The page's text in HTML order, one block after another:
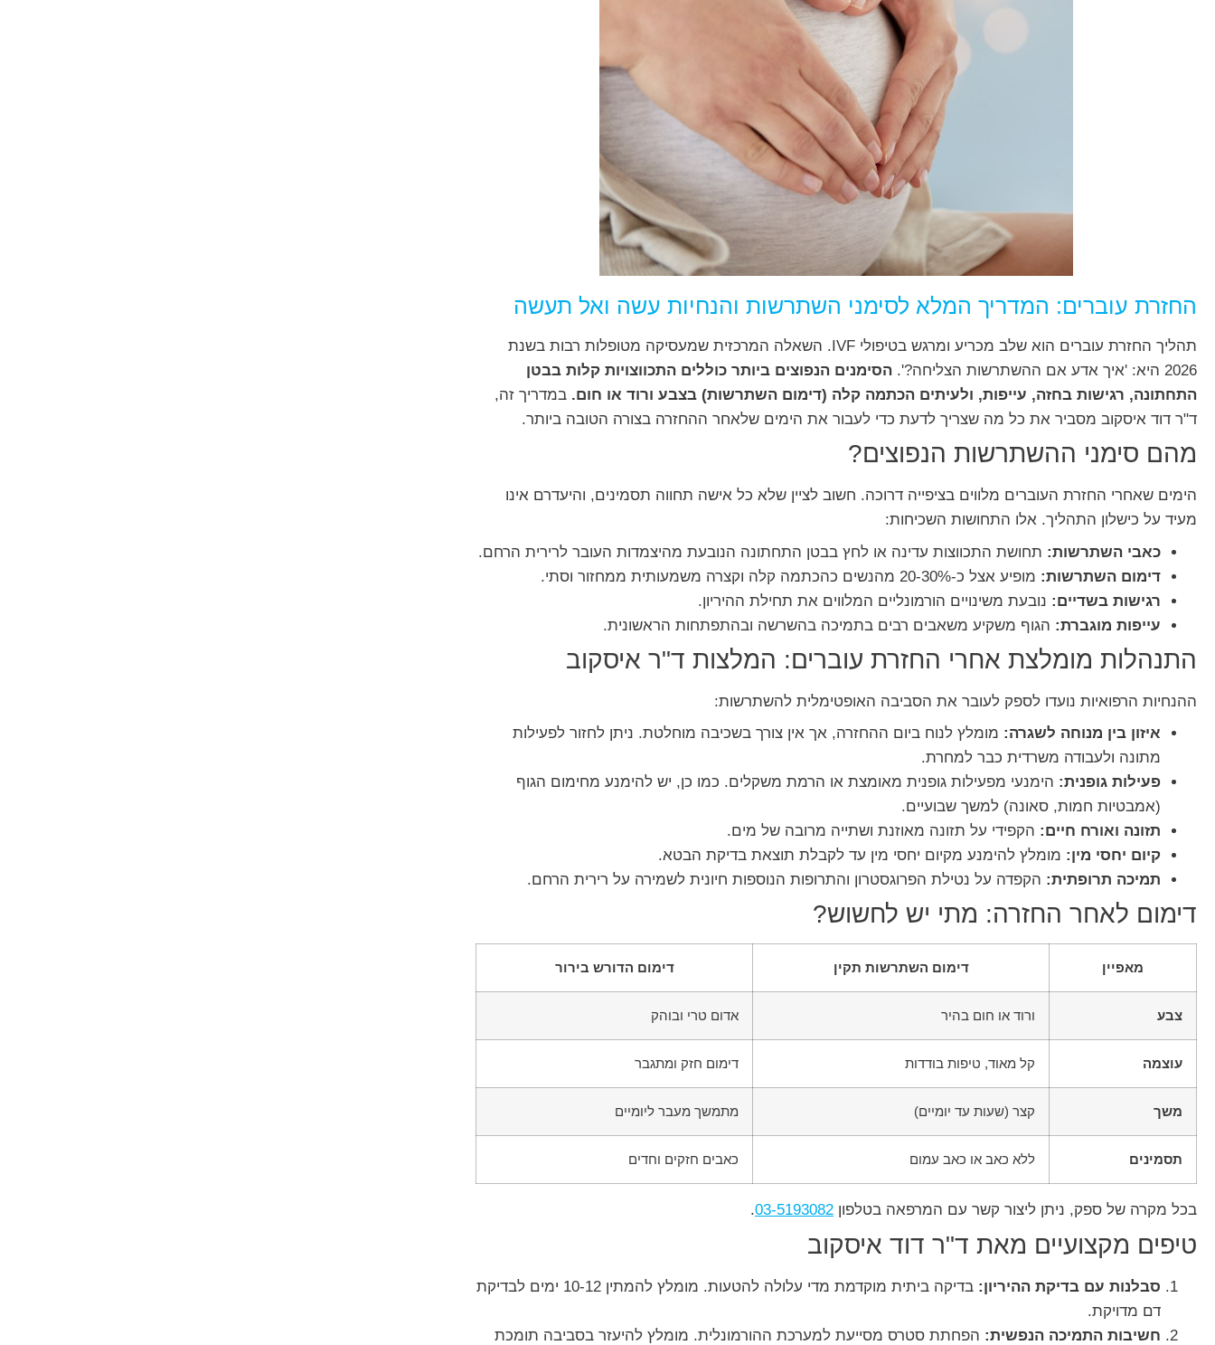
החזרת עוברים: המדריך המלא לסימני השתרשות והנחיות עשה ואל תעשה
תהליך החזרת עוברים הוא שלב מכריע ומרגש בטיפולי IVF. השאלה המרכזית שמעסיקה מטופלות רבות בשנת
2026 היא: 'איך אדע אם ההשתרשות הצליחה?'.
הסימנים הנפוצים ביותר כוללים התכווצויות קלות בבטן
התחתונה, רגישות בחזה, עייפות, ולעיתים הכתמה קלה (דימום השתרשות) בצבע ורוד או חום. במדריך זה,
ד"ר דוד איסקוב מסביר את כל מה שצריך לדעת כדי לעבור את הימים שלאחר ההחזרה בצורה הטובה ביותר.
מהם סימני ההשתרשות הנפוצים?
הימים שאחרי החזרת העוברים מלווים בציפייה דרוכה. חשוב לציין שלא כל אישה תחווה תסמינים, והיעדרם אינו
מעיד על כישלון התהליך. אלו התחושות השכיחות:
כאבי השתרשות: תחושת התכווצות עדינה או לחץ בבטן התחתונה הנובעת מהיצמדות העובר לרירית הרחם.
דימום השתרשות: מופיע אצל כ-20-30% מהנשים כהכתמה קלה וקצרה משמעותית ממחזור וסתי.
רגישות בשדיים: נובעת משינויים הורמונליים המלווים את תחילת ההיריון.
עייפות מוגברת: הגוף משקיע משאבים רבים בתמיכה בהשרשה ובהתפתחות הראשונית.
התנהלות מומלצת אחרי החזרת עוברים: המלצות ד"ר איסקוב
ההנחיות הרפואיות נועדו לספק לעובר את הסביבה האופטימלית להשתרשות:
איזון בין מנוחה לשגרה: מומלץ לנוח ביום ההחזרה, אך אין צורך בשכיבה מוחלטת. ניתן לחזור לפעילות
מתונה ולעבודה משרדית כבר למחרת.
פעילות גופנית: הימנעי מפעילות גופנית מאומצת או הרמת משקלים. כמו כן, יש להימנע מחימום הגוף
(אמבטיות חמות, סאונה) למשך שבועיים.
תזונה ואורח חיים: הקפידי על תזונה מאוזנת ושתייה מרובה של מים.
קיום יחסי מין: מומלץ להימנע מקיום יחסי מין עד לקבלת תוצאת בדיקת הבטא.
תמיכה תרופתית: הקפדה על נטילת הפרוגסטרון והתרופות הנוספות חיונית לשמירה על רירית הרחם.
דימום לאחר החזרה: מתי יש לחשוש?
מאפיין דימום השתרשות תקין דימום הדורש בירור
צבע ורוד או חום בהיר אדום טרי ובוהק
עוצמה קל מאוד, טיפות בודדות דימום חזק ומתגבר
משך קצר (שעות עד יומיים) מתמשך מעבר ליומיים
תסמינים ללא כאב או כאב עמום כאבים חזקים וחדים
בכל מקרה של ספק, ניתן ליצור קשר עם המרפאה בטלפון 03-5193082
.
טיפים מקצועיים מאת ד"ר דוד איסקוב
סבלנות עם בדיקת ההיריון:
בדיקה ביתית מוקדמת מדי עלולה להטעות. מומלץ להמתין 10-12 ימים לבדיקת
דם מדויקת.
חשיבות התמיכה הנפשית: הפחתת סטרס מסייעת למערכת ההורמונלית. מומלץ להיעזר בסביבה תומכת